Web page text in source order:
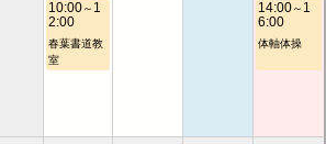
10:00～ 1
2:00
春葉書道教
室
14:00～ 1
6:00
体軸体操